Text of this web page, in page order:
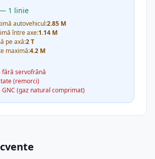
1 linie
autovehicul:2.85 M
între axe:1.14 M
pe axă:2 T
maximă:4.2 M
fără servofrână
(remorci)
(gaz natural comprimat)